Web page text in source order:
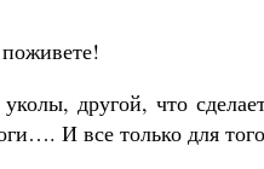
другой, что
И все только для